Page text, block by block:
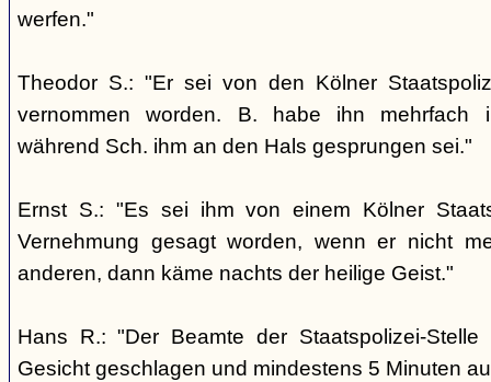
werfen."
Theodor S.: "Er sei von den Kölner
vernommen worden. B. habe ihn mehrfach
während Sch. ihm an den Hals gesprungen sei."
Ernst S.: "Es sei ihm von einem Kölner
Vernehmung gesagt worden, wenn er nicht
anderen, dann käme nachts der heilige Geist."
Hans R.: "Der Beamte der Staatspolizei-
Gesicht geschlagen und mindestens 5 Minuten